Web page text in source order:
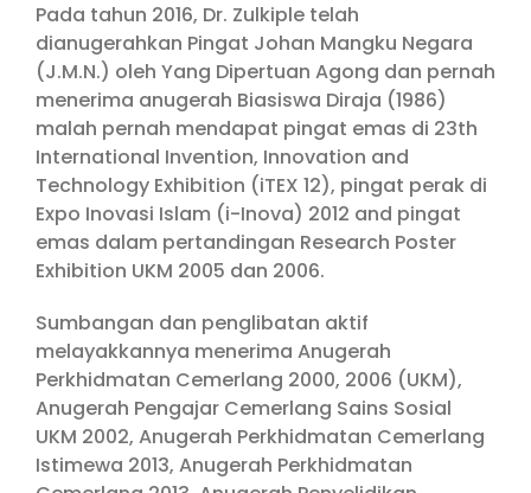
Pada tahun 2016, Dr. Zulkiple telah
dianugerahkan Pingat Johan Mangku Negara
(J.M.N.) oleh Yang Dipertuan Agong dan pernah
menerima anugerah Biasiswa Diraja (1986)
malah pernah mendapat pingat emas di 23th
International Invention, Innovation and
Technology Exhibition (iTEX 12), pingat perak di
Expo Inovasi Islam (i-Inova) 2012 and pingat
emas dalam pertandingan Research Poster
Exhibition UKM 2005 dan 2006.
Sumbangan dan penglibatan aktif
melayakkannya menerima Anugerah
Perkhidmatan Cemerlang 2000, 2006 (UKM),
Anugerah Pengajar Cemerlang Sains Sosial
UKM 2002, Anugerah Perkhidmatan Cemerlang
Istimewa 2013, Anugerah Perkhidmatan